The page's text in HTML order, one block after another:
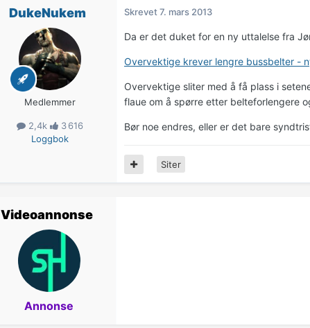
DukeNukem
Medlemmer
2,4k
3 616
Loggbok
Skrevet7. mars 2013
Da er det duket for en ny uttalelse fra
Overvektige krever lengre bussbelter -
Overvektige sliter med å få plass i
flaue om å spørre etter belteforlengere
Bør noe endres, eller er det bare
Siter
Videoannonse
Annonse